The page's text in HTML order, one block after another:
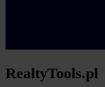
RealtyTools.pl